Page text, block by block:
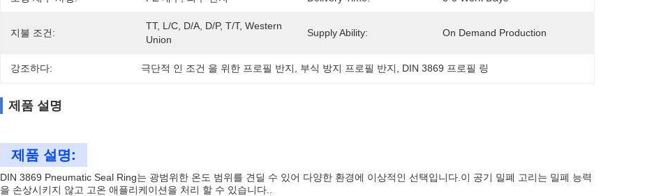
지불 조건:
TT, L/C, D/A, D/P, T/T, Western
Union
Supply Ability: On Demand Production
강조하다: 극단적 인 조건 을 위한 프로필 반지 부식 방지 프로필 반지 DIN 3869 프로필 링
제품 설명
제품 설명:
DIN 3869 Pneumatic Seal Ring는 광범위한 온도 범위를 견딜 수 있어 다양한 환경에 이상적인 선택입니다.이 공기 밀폐 고리는 밀폐 능력
을 손상시키지 않고 고온 애플리케이션을 처리 할 수 있습니다..